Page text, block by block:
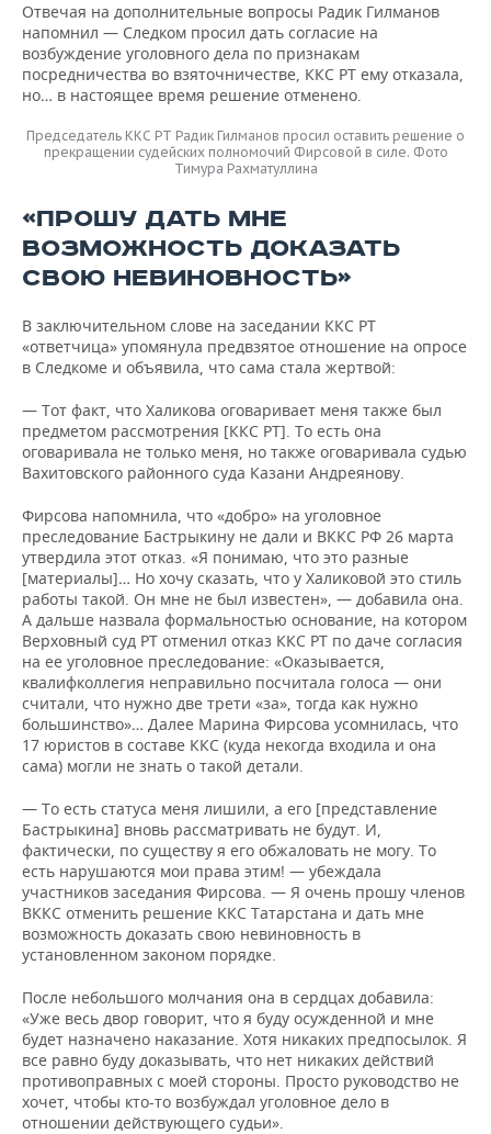
Отвечая на дополнительные вопросы Радик Гилманов
напомнил — Следком просил дать согласие на
возбуждение уголовного дела по признакам
посредничества во взяточничестве, ККС РТ ему отказала,
но… в настоящее время решение отменено.
Председатель ККС РТ Радик Гилманов просил оставить решение о
прекращении судейских полномочий Фирсовой в силе. Фото
Тимура Рахматуллина
«ПРОШУ ДАТЬ МНЕ
ВОЗМОЖНОСТЬ ДОКАЗАТЬ
СВОЮ НЕВИНОВНОСТЬ»
В заключительном слове на заседании ККС РТ
«ответчица» упомянула предвзятое отношение на опросе
в Следкоме и объявила, что сама стала жертвой:
— Тот факт, что Халикова оговаривает меня также был
предметом рассмотрения [ККС РТ]. То есть она
оговаривала не только меня, но также оговаривала судью
Вахитовского районного суда Казани Андреянову.
Фирсова напомнила, что «добро» на уголовное
преследование Бастрыкину не дали и ВККС РФ 26 марта
утвердила этот отказ. «Я понимаю, что это разные
[материалы]… Но хочу сказать, что у Халиковой это стиль
работы такой. Он мне не был известен», — добавила она.
А дальше назвала формальностью основание, на котором
Верховный суд РТ отменил отказ ККС РТ по даче согласия
на ее уголовное преследование: «Оказывается,
квалифколлегия неправильно посчитала голоса — они
считали, что нужно две трети «за», тогда как нужно
большинство»… Далее Марина Фирсова усомнилась, что
17 юристов в составе ККС (куда некогда входила и она
сама) могли не знать о такой детали.
— То есть статуса меня лишили, а его [представление
Бастрыкина] вновь рассматривать не будут. И,
фактически, по существу я его обжаловать не могу. То
есть нарушаются мои права этим! — убеждала
участников заседания Фирсова. — Я очень прошу членов
ВККС отменить решение ККС Татарстана и дать мне
возможность доказать свою невиновность в
установленном законом порядке.
После небольшого молчания она в сердцах добавила:
«Уже весь двор говорит, что я буду осужденной и мне
будет назначено наказание. Хотя никаких предпосылок. Я
все равно буду доказывать, что нет никаких действий
противоправных с моей стороны. Просто руководство не
хочет, чтобы кто-то возбуждал уголовное дело в
отношении действующего судьи».